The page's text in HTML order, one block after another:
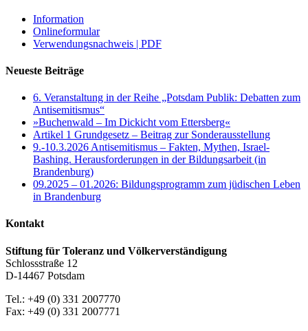
Information
Onlineformular
Verwendungsnachweis | PDF
Neueste Beiträge
6. Veranstaltung in der Reihe „Potsdam Publik: Debatten zum
Antisemitismus“
»Buchenwald – Im Dickicht vom Ettersberg«
Artikel 1 Grundgesetz – Beitrag zur Sonderausstellung
9.-10.3.2026 Antisemitismus – Fakten, Mythen, Israel-
Bashing. Herausforderungen in der Bildungsarbeit (in
Brandenburg)
09.2025 – 01.2026: Bildungsprogramm zum jüdischen Leben
in Brandenburg
Kontakt
Stiftung für Toleranz und Völkerverständigung
Schlossstraße 12
D-14467 Potsdam
Tel.: +49 (0) 331 2007770
Fax: +49 (0) 331 2007771